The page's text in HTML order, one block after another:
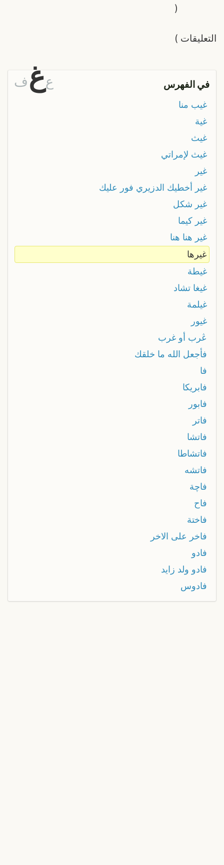
التعليقات
(
)
في الفهرس عغف
غيب منا
غية
غيث
غيث لإمراتي
غير
غير أخطيك الدزيري فور عليك
غير شكل
غير كيما
غير هنا هنا
غيرها
غيطة
غيغا تشاد
غيلمة
غيور
ڠرب أو غرب
فأجعل الله ما خلقك
فا
فابريكا
فابور
فاتر
فاتشا
فاتشاطا
فاتشه
فاچة
فاح
فاختة
فاخر على الاخر
فادو
فادو ولد زايد
فادوس